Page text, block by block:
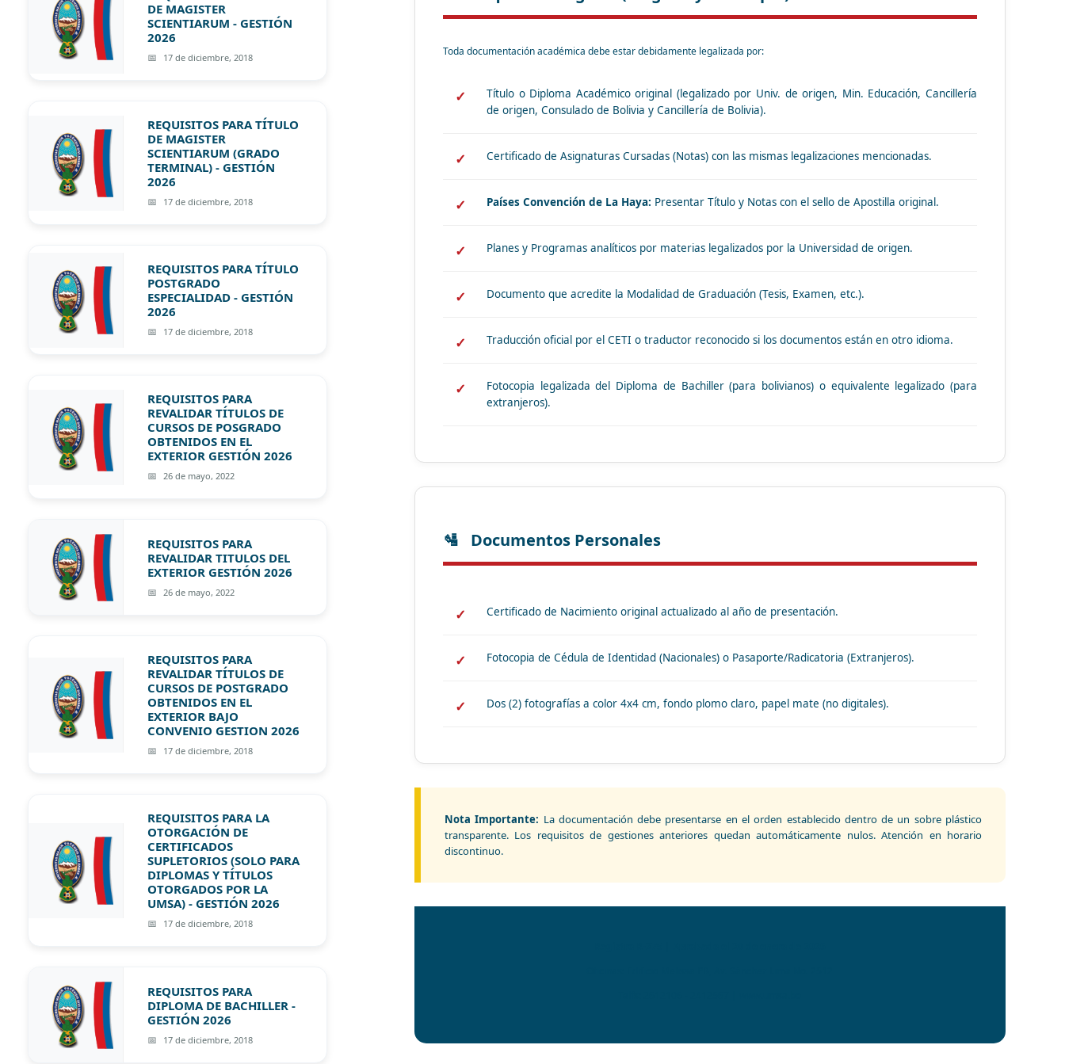
DE MAGISTER
SCIENTIARUM - GESTIÓN
2026
17 de diciembre, 2018
REQUISITOS PARA TÍTULO
DE MAGISTER
SCIENTIARUM (GRADO
TERMINAL) - GESTIÓN
2026
17 de diciembre, 2018
REQUISITOS PARA TÍTULO
POSTGRADO
ESPECIALIDAD - GESTIÓN
2026
17 de diciembre, 2018
REQUISITOS PARA
REVALIDAR TÍTULOS DE
CURSOS DE POSGRADO
OBTENIDOS EN EL
EXTERIOR GESTIÓN 2026
26 de mayo, 2022
REQUISITOS PARA
REVALIDAR TITULOS DEL
EXTERIOR GESTIÓN 2026
26 de mayo, 2022
REQUISITOS PARA
REVALIDAR TÍTULOS DE
CURSOS DE POSTGRADO
OBTENIDOS EN EL
EXTERIOR BAJO
CONVENIO GESTION 2026
17 de diciembre, 2018
REQUISITOS PARA LA
OTORGACIÓN DE
CERTIFICADOS
SUPLETORIOS (SOLO PARA
DIPLOMAS Y TÍTULOS
OTORGADOS POR LA
UMSA) - GESTIÓN 2026
17 de diciembre, 2018
REQUISITOS PARA
DIPLOMA DE BACHILLER -
GESTIÓN 2026
17 de diciembre, 2018
Toda documentación académica debe estar debidamente legalizada por:
Título o Diploma Académico original (legalizado por Univ. de origen, Min. Educación, Cancillería
de origen, Consulado de Bolivia y Cancillería de Bolivia).
Certificado de Asignaturas Cursadas (Notas) con las mismas legalizaciones mencionadas.
Países Convención de La Haya: Presentar Título y Notas con el sello de Apostilla original.
Planes y Programas analíticos por materias legalizados por la Universidad de origen.
Documento que acredite la Modalidad de Graduación (Tesis, Examen, etc.).
Traducción oficial por el CETI o traductor reconocido si los documentos están en otro idioma.
Fotocopia legalizada del Diploma de Bachiller (para bolivianos) o equivalente legalizado (para
extranjeros).
Documentos Personales
Certificado de Nacimiento original actualizado al año de presentación.
Fotocopia de Cédula de Identidad (Nacionales) o Pasaporte/Radicatoria (Extranjeros).
Dos (2) fotografías a color 4x4 cm, fondo plomo claro, papel mate (no digitales).
Nota Importante: La documentación debe presentarse en el orden establecido dentro de un sobre plástico
transparente. Los requisitos de gestiones anteriores quedan automáticamente nulos. Atención en horario
discontinuo.